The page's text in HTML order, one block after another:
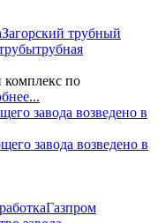
Загорский трубный
трубная
комплекс по
завода возведено в
Газпром